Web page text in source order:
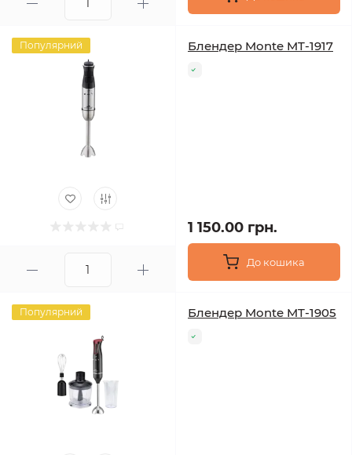
Популярний Блендер Monte MT-1917
1 150.00 грн.
До кошика
Популярний Блендер Monte MT-1905